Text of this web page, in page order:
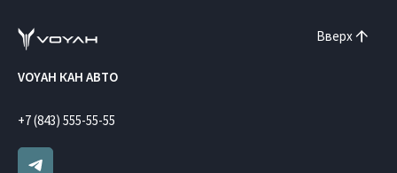
Вверх
VOYAH КАН АВТО
+7 (843) 555-55-55